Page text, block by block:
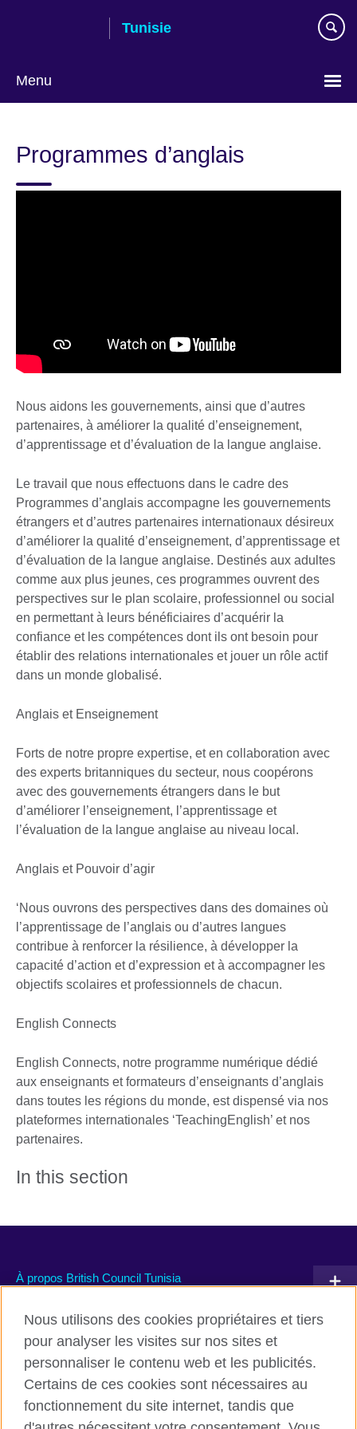
Tunisie
Menu
language
Programmes d’anglais
Nous aidons les gouvernements, ainsi que d’autres
partenaires, à améliorer la qualité d’enseignement,
d’apprentissage et d’évaluation de la langue anglaise.
Le travail que nous effectuons dans le cadre des
Programmes d’anglais accompagne les gouvernements
étrangers et d’autres partenaires internationaux désireux
d’améliorer la qualité d’enseignement, d’apprentissage et
d’évaluation de la langue anglaise. Destinés aux adultes
comme aux plus jeunes, ces programmes ouvrent des
perspectives sur le plan scolaire, professionnel ou social
en permettant à leurs bénéficiaires d’acquérir la
confiance et les compétences dont ils ont besoin pour
établir des relations internationales et jouer un rôle actif
dans un monde globalisé.
Anglais et Enseignement
Forts de notre propre expertise, et en collaboration avec
des experts britanniques du secteur, nous coopérons
avec des gouvernements étrangers dans le but
d’améliorer l’enseignement, l’apprentissage et
l’évaluation de la langue anglaise au niveau local.
Anglais et Pouvoir d’agir
‘Nous ouvrons des perspectives dans des domaines où
l’apprentissage de l’anglais ou d’autres langues
contribue à renforcer la résilience, à développer la
capacité d’action et d’expression et à accompagner les
objectifs scolaires et professionnels de chacun.
English Connects
English Connects, notre programme numérique dédié
aux enseignants et formateurs d’enseignants d’anglais
dans toutes les régions du monde, est dispensé via nos
plateformes internationales ‘TeachingEnglish’ et nos
partenaires.
In this section
À propos British Council Tunisia
Communiquez avec nous
TikTok
Nous utilisons des cookies propriétaires et tiers
pour analyser les visites sur nos sites et
personnaliser le contenu web et les publicités.
Certains de ces cookies sont nécessaires au
fonctionnement du site internet, tandis que